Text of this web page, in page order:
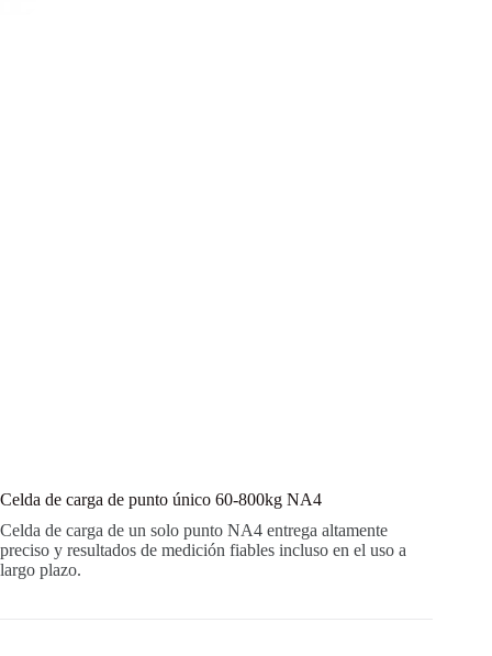
Celda de carga de punto único 60-800kg NA4
Celda de carga de un solo punto NA4 entrega altamente
preciso y resultados de medición fiables incluso en el uso a
largo plazo.